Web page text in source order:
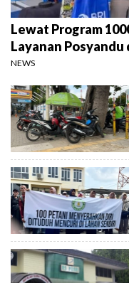
Lewat Program
Layanan Posyandu
NEWS